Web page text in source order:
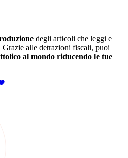
degli articoli che leggi e
alle detrazioni fiscali, puoi
al mondo riducendo le tue